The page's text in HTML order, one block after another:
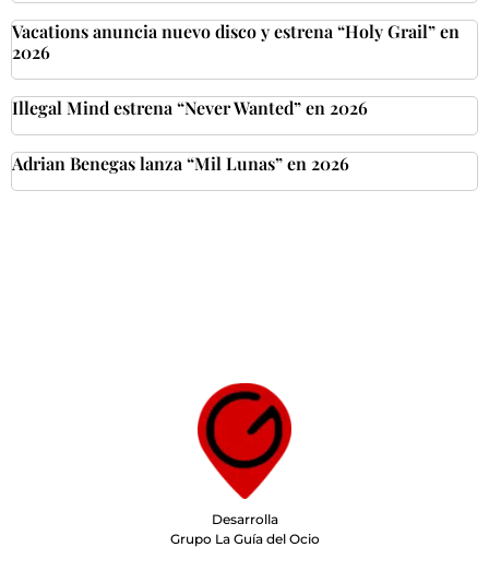
Vacations anuncia nuevo disco y estrena “Holy Grail” en
2026
Illegal Mind estrena “Never Wanted” en 2026
Adrian Benegas lanza “Mil Lunas” en 2026
Desarrolla
Grupo La Guía del Ocio